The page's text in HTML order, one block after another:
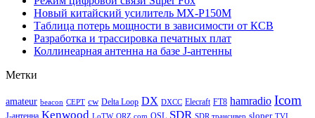
Новый китайский усилитель MX-P150M
Таблица потерь мощности в зависимости от КСВ
Разработка и трассировка печатных плат
Коллинеарная антенна на базе J-антенны
Метки
amateur beacon CEPT cw Delta Loop DX DXCC Elecraft FT8 hamradio Icom
J-антенна Kenwood LoTW QRZ.com QSL SDR SDR трансивер sloper TVI